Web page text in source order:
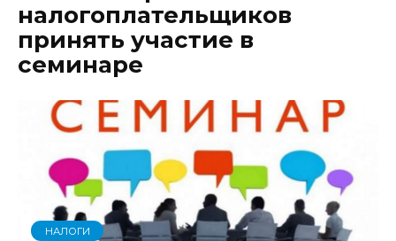
налогоплательщиков
принять участие в
семинаре
НАЛОГИ